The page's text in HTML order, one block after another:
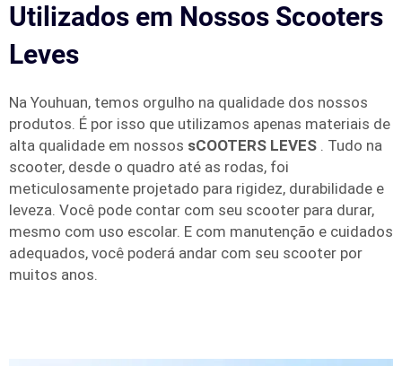
Utilizados em Nossos Scooters
Leves
Na Youhuan, temos orgulho na qualidade dos nossos
produtos. É por isso que utilizamos apenas materiais de
alta qualidade em nossos sCOOTERS LEVES . Tudo na
scooter, desde o quadro até as rodas, foi
meticulosamente projetado para rigidez, durabilidade e
leveza. Você pode contar com seu scooter para durar,
mesmo com uso escolar. E com manutenção e cuidados
adequados, você poderá andar com seu scooter por
muitos anos.